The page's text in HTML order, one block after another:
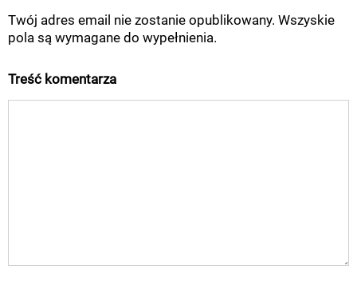
Twój adres email nie zostanie opublikowany. Wszyskie
pola są wymagane do wypełnienia.
Treść komentarza